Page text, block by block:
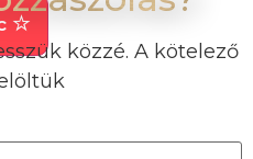
közzé. A kötelező